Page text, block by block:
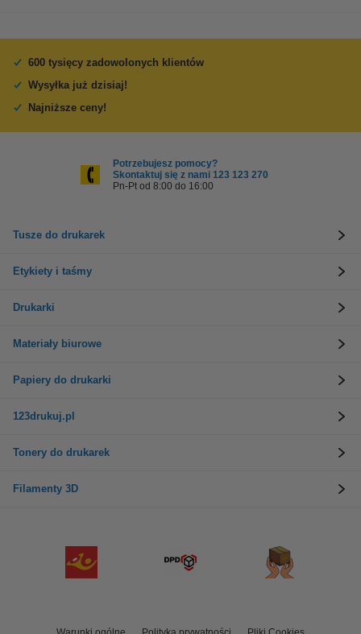
600 tysięcy zadowolonych klientów
Wysyłka już dzisiaj!
Najniższe ceny!
Potrzebujesz pomocy?
Skontaktuj się z nami 123 123 270
Pn-Pt od 8:00 do 16:00
Tusze do drukarek
Etykiety i taśmy
Drukarki
Materiały biurowe
Papiery do drukarki
123drukuj.pl
Tonery do drukarek
Filamenty 3D